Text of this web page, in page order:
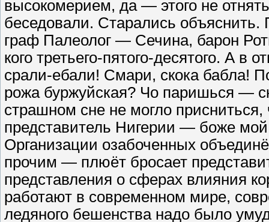
высокомерием, да — этого не
беседовали. Старались
граф Палеолог — Сечина, барон
кого третьего-пятого-десятого. А в
срали-ебали! Смари, скока бабла!
рожа буржуйская? Чо паришься —
страшном сне не могло
представитель Нигерии — боже
Организации озабоченных
прочим — плюёт бросает
представления о сферах влияния
работают в современном мире,
ледяного бешенства надо было